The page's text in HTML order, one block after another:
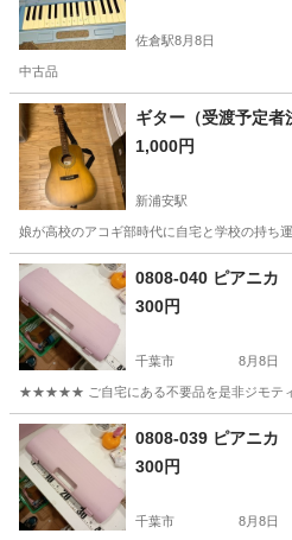
佐倉駅8月8日
中古品
千葉 佐倉市 佐倉駅 管楽器、笛
ギター（受渡予定者
1,000円
新浦安駅
娘が高校のアコギ部時代に自宅と学校の持ち
千葉 浦安市 弦楽器、
0808-040 ピアニカ
300円
千葉市 8月8日
★★★★★ ご自宅にある不要品を是非ジモティ
千葉 千葉市 管楽器、笛、ハーモニカ
0808-039 ピアニカ
300円
千葉市 8月8日